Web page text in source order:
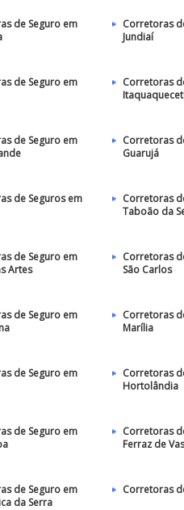
de Seguro em
Corretoras
Jundiaí
de Seguro em
Corretoras
de Seguro em
Corretoras
Guarujá
de Seguros em
Corretoras
Taboão da
de Seguro em
Artes
Corretoras
São Carlos
de Seguro em
Corretoras
Marília
de Seguro em
Corretoras
Hortolândia
de Seguro em
Corretoras
Ferraz de
de Seguro em
da Serra
Corretoras